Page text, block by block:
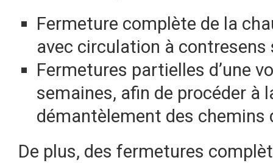
Fermeture complète de la
avec circulation à contresens
Fermetures partielles d’une
semaines, afin de procéder à
démantèlement des chemins
De plus, des fermetures